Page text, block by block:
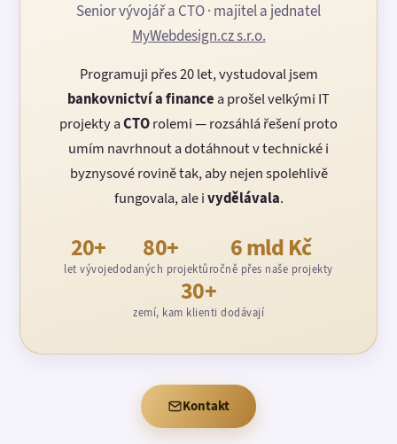
Senior vývojář a CTO · majitel a jednatel
MyWebdesign.cz s.r.o.
Programuji přes 20 let, vystudoval jsem
bankovnictví a finance a prošel velkými IT
projekty aCTOrolemi — rozsáhlá řešení proto
umím navrhnout a dotáhnout v technické i
byznysové rovině tak, aby nejen spolehlivě
fungovala, ale ivydělávala.
20+
let vývoje
80+
dodaných projektů
6 mld Kč
ročně přes naše projekty
30+
zemí, kam klienti dodávají
Kontakt